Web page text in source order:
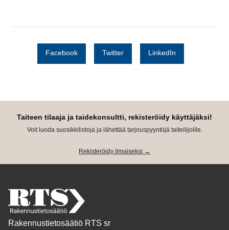
Facebook Twitter LinkedIn
Taiteen tilaaja ja taidekonsultti, rekisteröidy käyttäjäksi!
Voit luoda suosikkilistoja ja lähettää tarjouspyyntöjä taiteilijoille.
Rekisteröidy ilmaiseksi →
Rakennustietosäätiö RTS sr